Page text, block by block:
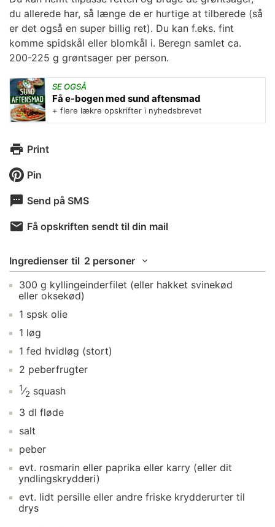
du allerede har, så længe de er hurtige at tilberede (så
er det også en super billig ret). Du kan f.eks. fint
komme spidskål eller blomkål i. Beregn samlet ca.
200-225 g grøntsager per person.
SE OGSÅ
Få e-bogen med sund aftensmad
+ flere lækre opskrifter i nyhedsbrevet
Print
Pin
Send på SMS
Få opskriften sendt til din mail
Ingredienser til 2 personer
300 g kyllingeinderfilet (eller hakket svinekød
eller oksekød)
1 spsk olie
1 løg
1 fed hvidløg (stort)
2 peberfrugter
1⁄2 squash
3 dl fløde
salt
peber
evt. rosmarin eller paprika eller karry (eller dit
yndlingskrydderi)
evt. lidt persille eller andre friske krydderurter til
drys